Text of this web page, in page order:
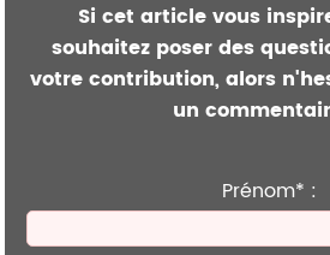
Si cet article vous
souhaitez poser des
votre contribution, alors
un
Prénom* :